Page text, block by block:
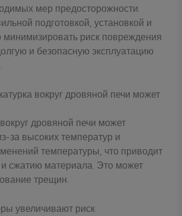
мер предосторожности.
подготовкой, установкой и
риск повреждения
и безопасную эксплуатацию
вокруг дровяной печи может
дровяной печи может
за высоких температур и
температуры, что приводит
сжатию материала. Это может
трещин.
увеличивают риск